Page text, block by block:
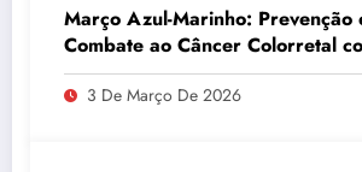
Março Azul-Marinho: Prevenção
Combate ao Câncer Colorretal
Atividades Físicas
3 De Março De 2026